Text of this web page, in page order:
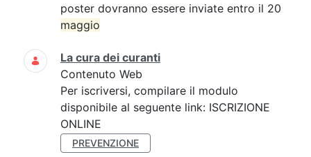
poster dovranno essere inviate entro il 20
maggio
La cura dei curanti
Contenuto Web
Per iscriversi, compilare il modulo
disponibile al seguente link: ISCRIZIONE
ONLINE
PREVENZIONE